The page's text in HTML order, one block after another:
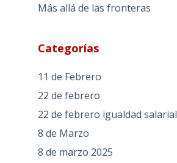
Más allá de las fronteras
Categorías
11 de Febrero
22 de febrero
22 de febrero igualdad salarial
8 de Marzo
8 de marzo 2025